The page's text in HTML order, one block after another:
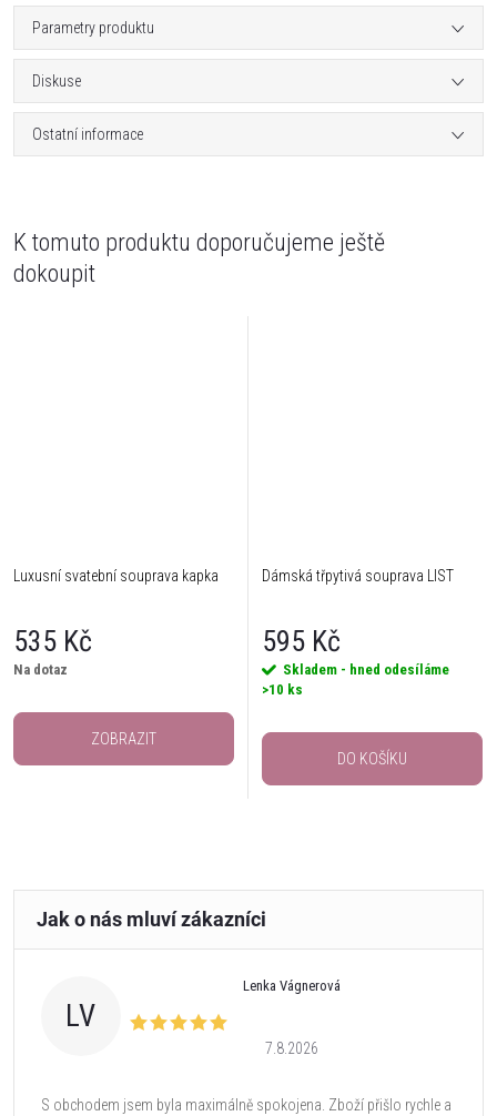
Parametry produktu
Diskuse
Ostatní informace
K tomuto produktu doporučujeme ještě
dokoupit
Luxusní svatební souprava kapka
535 Kč
Na dotaz
ZOBRAZIT
Dámská třpytivá souprava LIST
595 Kč
Skladem - hned odesíláme
>10 ks
DO KOŠÍKU
LV
Lenka Vágnerová
7.8.2026
S obchodem jsem byla maximálně spokojena. Zboží přišlo rychle a